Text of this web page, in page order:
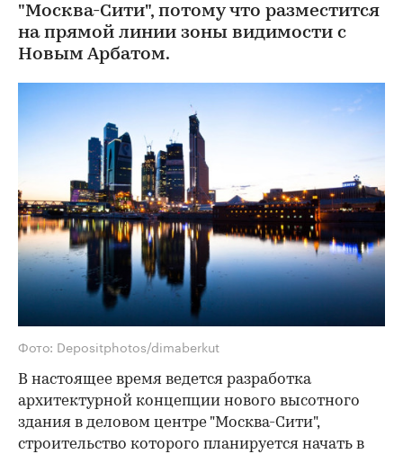
"Москва-Сити", потому что разместится
на прямой линии зоны видимости с
Новым Арбатом.
Фото: Depositphotos/dimaberkut
В настоящее время ведется разработка
архитектурной концепции нового высотного
здания в деловом центре "Москва-Сити",
строительство которого планируется начать в